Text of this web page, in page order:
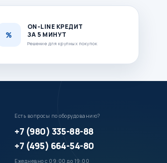
ON-LINE КРЕДИТ
ЗА 5 МИНУТ
Решение для крупных покупок
Есть вопросы по оборудованию?
+7 (980) 335-88-88
+7 (495) 664-54-80
Ежедневно с 09:00 до 19:00